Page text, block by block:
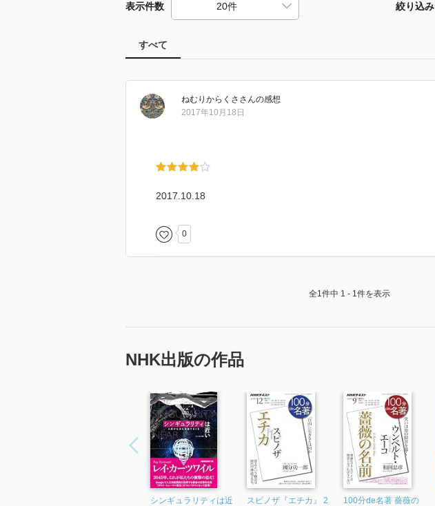
表示件数 絞り込み
すべて
ねむりからくさ さんの感想
2017年10月18日
2017.10.18
0
全1件中 1 - 1件を表示
NHK出版の作品
シンギュラリティは近
スピノザ『エチカ』 2
100分de名著 薔薇の